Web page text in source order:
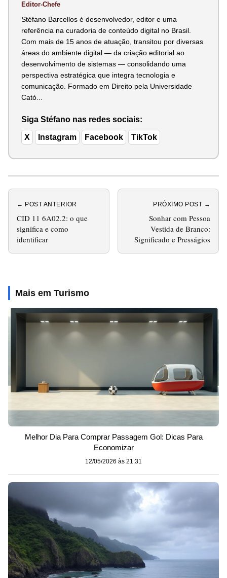
Editor-Chefe
Stéfano Barcellos é desenvolvedor, editor e uma
referência na curadoria de conteúdo digital no Brasil.
Com mais de 15 anos de atuação, transitou por diversas
áreas do ambiente digital — da criação editorial ao
desenvolvimento de sistemas — consolidando uma
perspectiva estratégica que integra tecnologia e
comunicação. Formado em Direito pela Universidade
Cató...
Siga Stéfano nas redes sociais:
X Instagram Facebook TikTok
← POST ANTERIOR
CID 11 6A02.2: o que
significa e como
identificar
PRÓXIMO POST →
Sonhar com Pessoa
Vestida de Branco:
Significado e Presságios
Mais em Turismo
Melhor Dia Para Comprar Passagem Gol: Dicas Para
Economizar
12/05/2026 às 21:31